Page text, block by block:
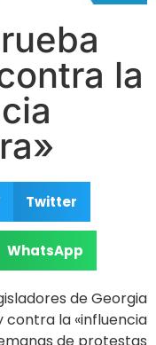
la
Twitter
WhatsApp
de Georgia
la «influencia